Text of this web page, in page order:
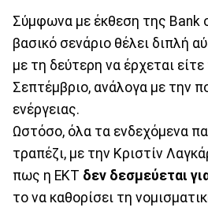
Σύμφωνα με έκθεση της Bank
βασικό σενάριο θέλει διπλή
με τη δεύτερη να έρχεται είτε
Σεπτέμβριο, ανάλογα με την
ενέργειας.
Ωστόσο, όλα τα ενδεχόμενα
τραπέζι, με την Κριστίν
πως η ΕΚΤ δεν δεσμεύεται
το να καθορίσει τη